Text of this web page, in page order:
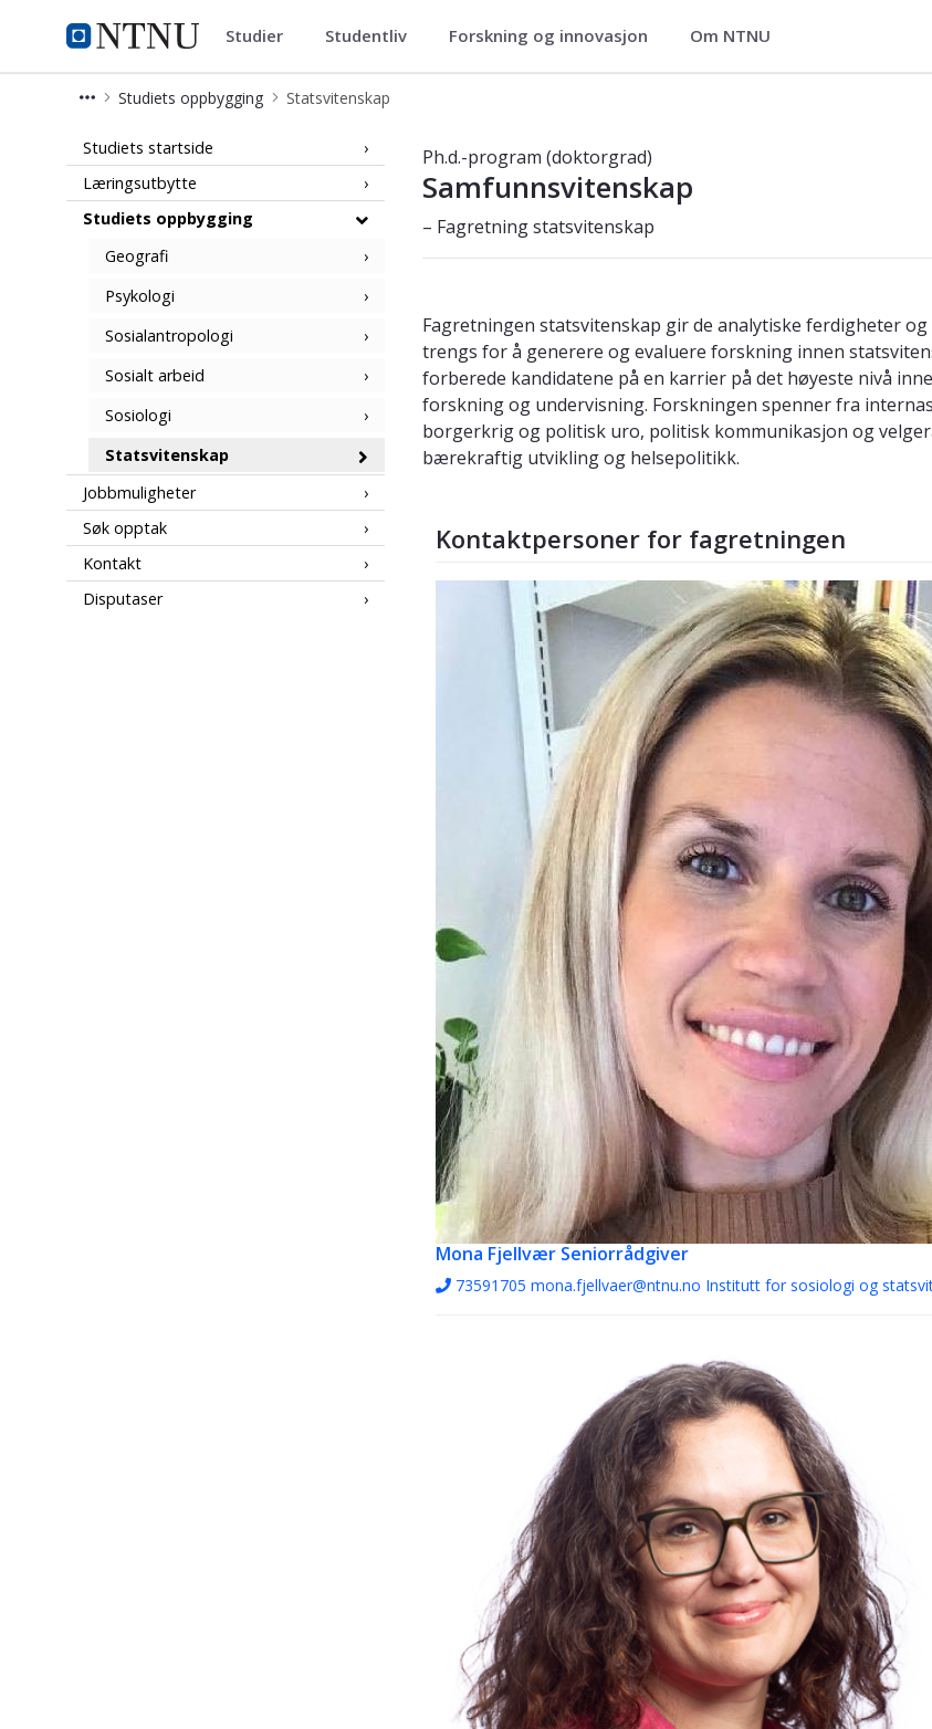
NTNU Hjemmeside
Samfunnsvitenskap (PHSV)
Studier Studentliv Forskning og innovasjon Om NTNU
Studiets oppbygging Statsvitenskap
Statsvitenskap - Samfunnsvitenskap - ph.d.-program (doktorgrad)
Studiets startside
Læringsutbytte
Studiets oppbygging
Geografi
Psykologi
Sosialantropologi
Sosialt arbeid
Sosiologi
Statsvitenskap
Jobbmuligheter
Søk opptak
Kontakt
Disputaser
Ph.d.-program (doktorgrad)
Samfunnsvitenskap
– Fagretning statsvitenskap
Fagretningen statsvitenskap gir de analytiske ferdigheter
trengs for å generere og evaluere forskning innen
forberede kandidatene på en karrier på det høyeste nivå
forskning og undervisning. Forskningen spenner fra
borgerkrig og politisk uro, politisk kommunikasjon og
bærekraftig utvikling og helsepolitikk.
Kontaktpersoner for fagretningen
Mona Fjellvær Seniorrådgiver
73591705 mona.fjellvaer@ntnu.no Institutt for sosiologi og